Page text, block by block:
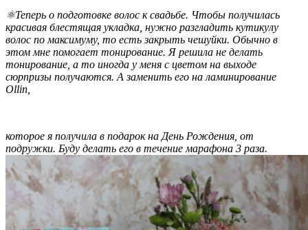
⚛Теперь о подготовке волос к свадьбе. Чтобы получилась
красивая блестящая укладка, нужно разгладить кутикулу
волос по максимуму, то есть закрыть чешуйки. Обычно в
этом мне помогает тонирование. Я решила не делать
тонирование, а то иногда у меня с цветом на выходе
сюрпризы получаются. А заменить его на ламинирование
Ollin,
которое я получила в подарок на День Рождения, от
подружки. Буду делать его в течение марафона 3 раза.